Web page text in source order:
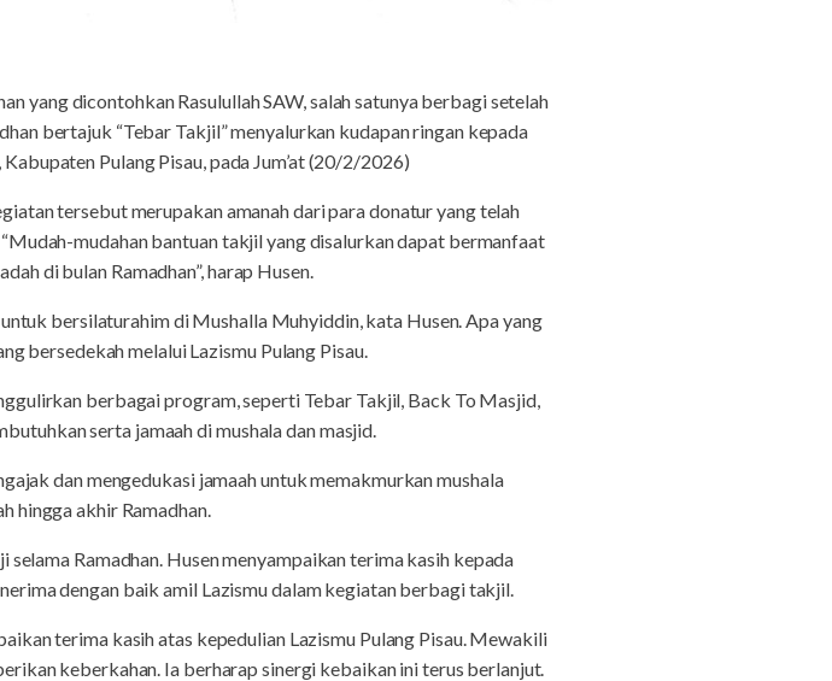
yang dicontohkan Rasulullah SAW, salah satunya berbagi setelah
bertajuk “Tebar Takjil” menyalurkan kudapan ringan kepada
Pulang Pisau, pada Jum’at (20/2/2026)
tersebut merupakan amanah dari para donatur yang telah
mudahan bantuan takjil yang disalurkan dapat bermanfaat
di bulan Ramadhan”, harap Husen.
bersilaturahim di Mushalla Muhyiddin, kata Husen. Apa yang
bersedekah melalui Lazismu Pulang Pisau.
berbagai program, seperti Tebar Takjil, Back To Masjid,
serta jamaah di mushala dan masjid.
dan mengedukasi jamaah untuk memakmurkan mushala
hingga akhir Ramadhan.
Ramadhan. Husen menyampaikan terima kasih kepada
dengan baik amil Lazismu dalam kegiatan berbagi takjil.
terima kasih atas kepedulian Lazismu Pulang Pisau. Mewakili
keberkahan. Ia berharap sinergi kebaikan ini terus berlanjut.